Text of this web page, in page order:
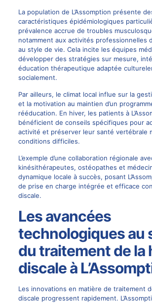
La population de L’Assomption présente
caractéristiques épidémiologiques
prévalence accrue de troubles
notamment aux activités professionnelles
au style de vie. Cela incite les équipes
développer des stratégies sur mesure,
éducation thérapeutique adaptée
socialement.
Par ailleurs, le climat local influe sur la
et la motivation au maintien d’un
rééducation. En hiver, les patients à
bénéficient de conseils spécifiques pour
activité et préserver leur santé vertébrale
conditions difficiles.
L’exemple d’une collaboration régionale
kinésithérapeutes, ostéopathes et
dynamique locale à succès, posant
de prise en charge intégrée et efficace
discale.
Les avancées
technologiques au
du traitement de la
discale à
Les innovations en matière de traitement
discale progressent rapidement.